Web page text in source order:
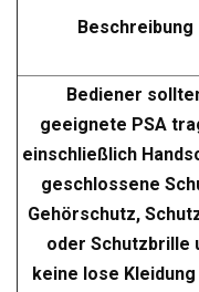
Beschreibung
Bediener
geeignete PSA
einschließlich
geschlossene
Gehörschutz,
oder Schutzbrille
keine lose